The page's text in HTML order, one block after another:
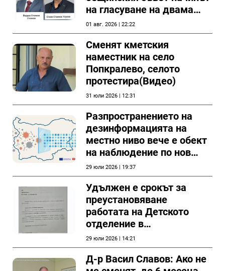
на гласуване на двама
съветници в Силистра?
01 авг. 2026 | 22:22
Сменят кметския
наместник на село
Попкралево, селото
протестира(Видео)
31 юли 2026 | 12:31
Разпространението на
дезинформацията на
местно ниво вече е обект
на наблюдение по нов
проект
29 юли 2026 | 19:37
Удължен е срокът за
преустановяване
работата на Детското
отделение в
силистренската болница
29 юли 2026 | 14:21
Д-р Васил Славов: Ако не